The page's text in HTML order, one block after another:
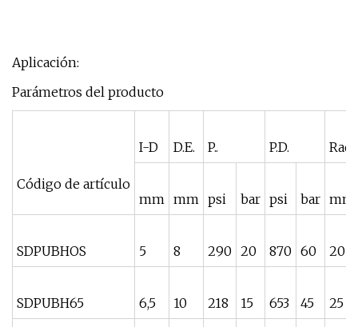
Aplicación:
Parámetros del producto
Código de artículo
I-D D.E. P.. P.D.
mm mm psi bar psi bar mm
SDPUBHOS 5 8 290 20 870 60 20
SDPUBH65 6,5 10 218 15 653 45 25